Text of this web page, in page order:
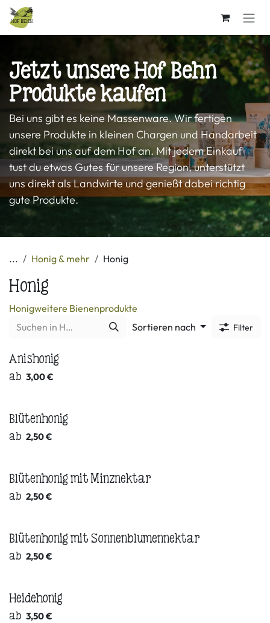
Zum Inhalt springen
Jetzt unsere Hof Behn
Produkte kaufen
Bei uns gibt es keine Massenware. Wir fertigen
unsere Produkte in kleinen Chargen und Handarbeit
direkt bei uns auf dem Hof an. Mit jedem Einkauf
tust du etwas Gutes für unsere Region, unterstützt
uns direkt als Landwirte und genießt dabei richtig
gute Produkte.
... Honig & mehr Honig
Honig
Honigweitere Bienenprodukte
Sortieren nach
Filter
Anishonig
ab 3,00€
Blütenhonig
ab 2,50€
Blütenhonig mit Minznektar
ab 2,50€
Blütenhonig mit Sonnenblumennektar
ab 2,50€
Heidehonig
ab 3,50€